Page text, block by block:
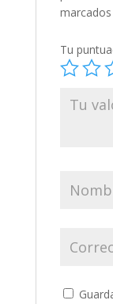
Tu